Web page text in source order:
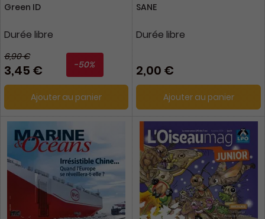
Green ID
Durée libre
6,90 €
3,45 € -50%
Ajouter au panier
SANE
Durée libre
2,00 €
Ajouter au panier